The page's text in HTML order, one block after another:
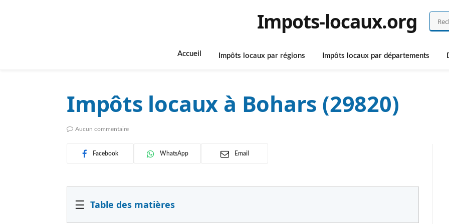
Impots-locaux.org
Accueil Impôts locaux par régions Impôts locaux par départements
Impôts locaux à Bohars (29820)
Aucun commentaire
Facebook WhatsApp Email
☰ Table des matières